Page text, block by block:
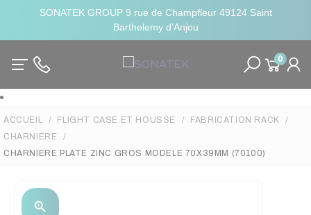
SONATEK GROUP 9 rue de Champfleur 49124 Saint
Barthelemy d'Anjou
0
ACCUEIL FLIGHT CASE ET HOUSSE
FABRICATION RACK
CHARNIERE
CHARNIERE PLATE ZINC GROS MODELE 70X39MM (70100)
zoom_in